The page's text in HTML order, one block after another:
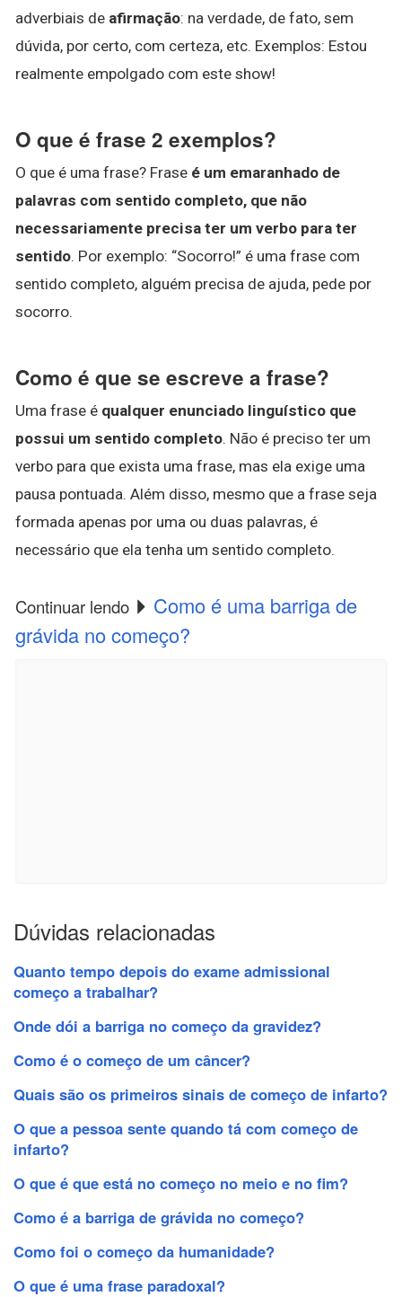
adverbiais de afirmação: na verdade, de fato, sem
dúvida, por certo, com certeza, etc. Exemplos: Estou
realmente empolgado com este show!
O que é frase 2 exemplos?
O que é uma frase? Frase é um emaranhado de
palavras com sentido completo, que não
necessariamente precisa ter um verbo para ter
sentido. Por exemplo: “Socorro!” é uma frase com
sentido completo, alguém precisa de ajuda, pede por
socorro.
Como é que se escreve a frase?
Uma frase é qualquer enunciado linguístico que
possui um sentido completo. Não é preciso ter um
verbo para que exista uma frase, mas ela exige uma
pausa pontuada. Além disso, mesmo que a frase seja
formada apenas por uma ou duas palavras, é
necessário que ela tenha um sentido completo.
Continuar lendo
Como é uma barriga de
grávida no começo?
Dúvidas relacionadas
Quanto tempo depois do exame admissional
começo a trabalhar?
Onde dói a barriga no começo da gravidez?
Como é o começo de um câncer?
Quais são os primeiros sinais de começo de infarto?
O que a pessoa sente quando tá com começo de
infarto?
O que é que está no começo no meio e no fim?
Como é a barriga de grávida no começo?
Como foi o começo da humanidade?
O que é uma frase paradoxal?